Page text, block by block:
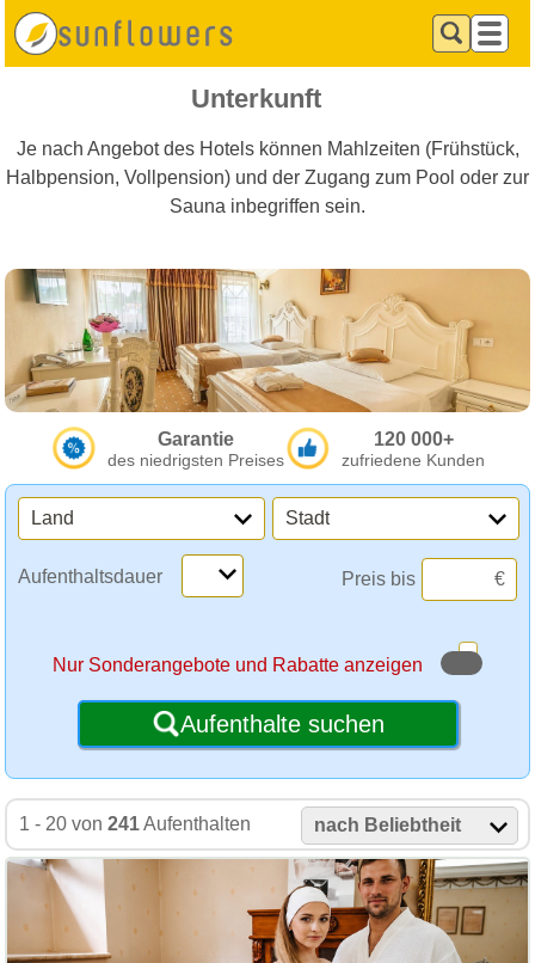
Unterkunft
Je nach Angebot des Hotels können Mahlzeiten (Frühstück,
Halbpension, Vollpension) und der Zugang zum Pool oder zur
Sauna inbegriffen sein.
Garantie
des niedrigsten Preises
120 000+
zufriedene Kunden
Land Stadt
Aufenthaltsdauer Preis bis €
Nur Sonderangebote und Rabatte anzeigen
Aufenthalte suchen
1 - 20 von 241Aufenthalten nach Beliebtheit